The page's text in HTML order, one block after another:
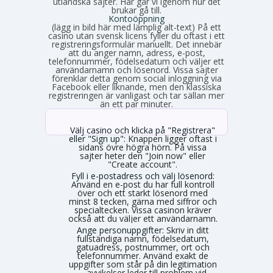
brukar gå till.
Kontoöppning
(lägg in bild här med lämplig alt-text) På ett
casino utan svensk licens fyller du oftast i ett
registreringsformulär manuellt. Det innebär
att du anger namn, adress, e-post,
telefonnummer, födelsedatum och väljer ett
användarnamn och lösenord. Vissa sajter
förenklar detta genom social inloggning via
Facebook eller liknande, men den klassiska
registreringen är vanligast och tar sällan mer
än ett par minuter.
Välj casino och klicka på "Registrera"
eller "Sign up":Knappen ligger oftast i
sidans övre högra hörn. På vissa
sajter heter den "Join now" eller
"Create account".
Fyll i e-postadress och välj lösenord:
Använd en e-post du har full kontroll
över och ett starkt lösenord med
minst 8 tecken, gärna med siffror och
specialtecken. Vissa casinon kräver
också att du väljer ett användarnamn.
Ange personuppgifter: Skriv in ditt
fullständiga namn, födelsedatum,
gatuadress, postnummer, ort och
telefonnummer. Använd exakt de
uppgifter som står på din legitimation